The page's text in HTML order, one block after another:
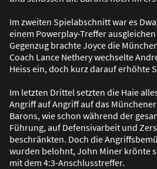
Im zweiten Spielabschnitt war es
einem Powerplay-Treffer
Gegenzug brachte Joyce die
Coach Lance Nethery wechselte
Heiss ein, doch kurz darauf erhöhte
Im letzten Drittel setzten die Haie
Angriff auf Angriff auf das
Barons, wie schon während der
Führung, auf Defensivarbeit und
beschränkten. Doch die
wurden belohnt, John Miner krönte
mit dem 4:3-Anschlusstreffer.